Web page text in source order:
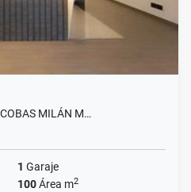
MILÁN M…
1 Garaje
100Área m2